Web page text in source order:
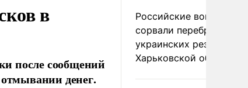
в
после сообщений
денег.
Российские войска
сорвали переброску
украинских резервов в
Харьковской области